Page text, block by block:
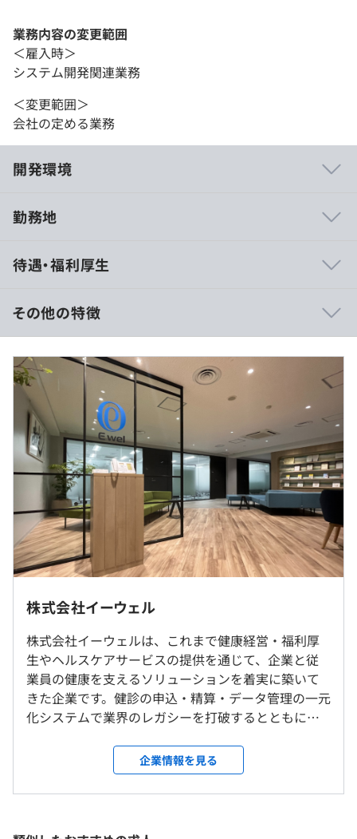
業務内容の変更範囲
＜雇入時＞
システム開発関連業務
＜変更範囲＞
会社の定める業務
開発環境
元気にするために知恵と技術を使うことができます。
ともなうプロジェクト全体に携われるから、やりがいや達
成感もひとしお。その後の声も聞くことができるので、自
分の作ったシステムをどれだけ成長させられるのか、そん
な楽しみもあります。
分野にとどまらず、自分で考え行動できるこのシステム開
発で、自分のスキルを試してみたい、成長したい！という
方にはぴったりな環境です。
◆技術的な成長のコツ
・今できることの中で済ませようとするな。「どういう完
成形にしたい」を実現するための技術を習得せよ。
・1byteたりとも意味のないものを入れるな。ブランクに
すら、そこに入れる意味があるはず。
・企業の想いを浸透させるプラットフォーム『c-
CANVAS』
https://www.ewel.co.jp/category/service/c-
canvas/p732/
・福利厚生を手軽に充実『WELBOX』
https://www.ewel.co.jp/category/service-
sales/welbox/p737/
勤務地
就業場所の変更範囲
東京本社、および自宅
＜変更範囲＞
会社の定める場所（テレワークを行う場所を含む）
受動喫煙防止措置に関する事項
・従業員に対する受動喫煙対策：ありし
対策内容：敷地内禁煙（喫煙場所あり）
待遇・福利厚生
年収 650～800万円
月給 \359,500円～
※前職のご経験・スキルを考慮の上、決定します。
（※想定年収は年収提示額を保証するものではありません）
9:00～18:00
※フレックスタイム制（コアタイム11：00～14：00）
平均残業時間：平均20時間程度／月
＜年間休日121日以上＞
・完全週休2日制（土日祝）
・夏期休暇
・年次有給休暇（入社日より所定日数を付与）
その他の特徴
株式会社イーウェル
株式会社イーウェルは、これまで健康経営・福利厚
生やヘルスケアサービスの提供を通じて、企業と従
業員の健康を支えるソリューションを着実に築いて
きた企業です。健診の申込・精算・データ管理の一元
化システムで業界のレガシーを打破するとともに、
推進しています。本年よりエムスリーグループの一員
となり、より一層のサービスの高度化・事業領域の
拡大に向け進化のスピードを向上させています。
企業情報を見る